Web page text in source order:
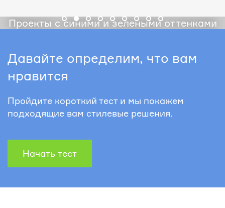
Проекты с синими и зелеными оттенками
Давайте определим, что вам
нравится
Пройдите короткий тест и мы покажем
подходящие вам стилевые решения.
Начать тест